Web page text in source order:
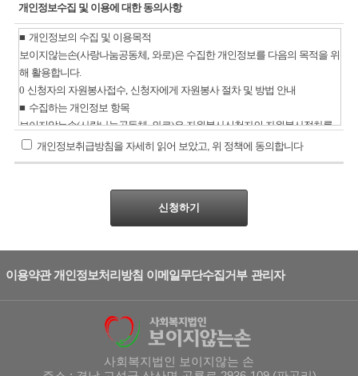
개인정보수집 및 이용에 대한 동의사항
■ 개인정보의 수집 및 이용목적
보이지않는손(사랑나눔공동체 와로)은 수집한 개인정보를 다음의 목적을 위
해 활용합니다.
0 신청자의 자원봉사접수, 신청자에게 자원봉사 절차 및 방법 안내
■ 수집하는 개인정보 항목
보이지않는손(사랑나눔공동체,와로)은 자원봉사신청자의 자원봉사절차를
돕기 위해 아래와 같은 접수자의 개인정보를 수집하고 있습니다.
0필수항목:신청인의 성명,전화번호,이메일,활동희망분야, VMS가입여부
보이지않는손(사랑나눔공동체,와로)은 개인정보 수집 및 이용목적이 달성된
개인정보 수집에 대한 거부
개인정보주체는 개인정보 수집동의에 대해 거부할 권리가 있습니다
개인정보취급방침을 자세히 읽어 보았고, 위 정책에 동의합니다
신청하기
이용약관 개인정보처리방침 이메일무단수집거부 관리자
사회복지법인 보이지않는 손